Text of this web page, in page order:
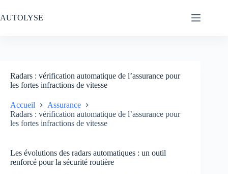
au
contenu
AUTOLYSE
Radars : vérification automatique de l’assurance pour
les fortes infractions de vitesse
Accueil
Assurance
Radars : vérification automatique de l’assurance pour
les fortes infractions de vitesse
Les évolutions des radars automatiques : un outil
renforcé pour la sécurité routière